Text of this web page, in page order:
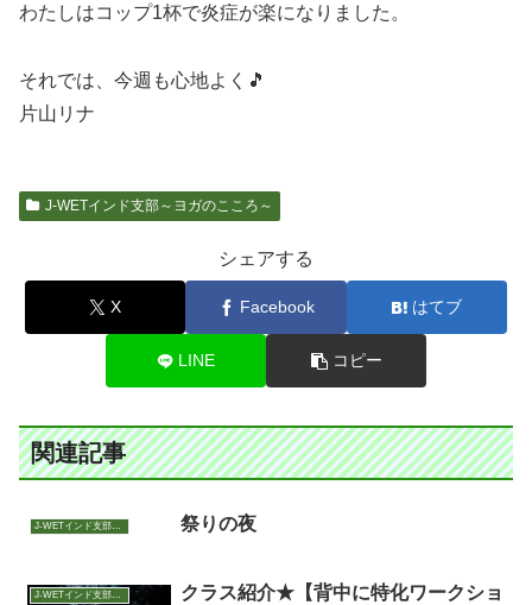
わたしはコップ1杯で炎症が楽になりました。
それでは、今週も心地よく🎵
片山リナ
J-WETインド支部～ヨガのこころ～
シェアする
X Facebook はてブ
LINE コピー
関連記事
J-WETインド支部～ヨガのこころ～ 祭りの夜
J-WETインド支部～ヨガのこころ～
クラス紹介★【背中に特化ワークショ